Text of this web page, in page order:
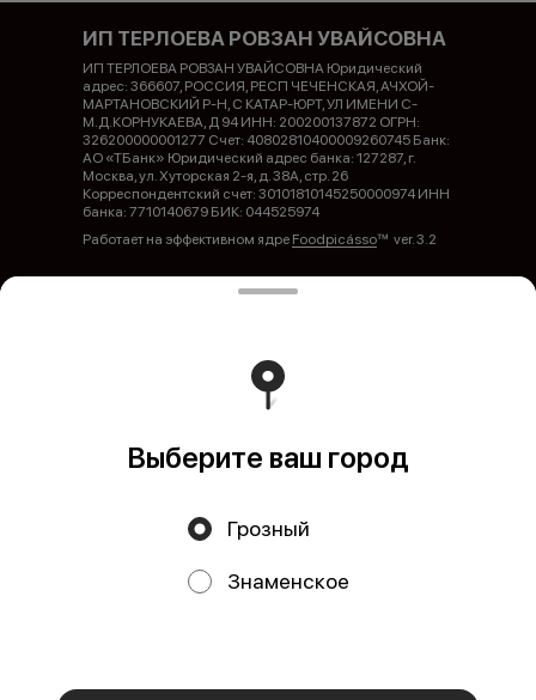
аналитических сервисов согласно нашейполитике
ИП ТЕРЛОЕВА РОВЗАН УВАЙСОВНА
ИП ТЕРЛОЕВА РОВЗАН УВАЙСОВНА Юридический
адрес: 366607, РОССИЯ, РЕСП ЧЕЧЕНСКАЯ, АЧХОЙ-
МАРТАНОВСКИЙ Р-Н, С КАТАР-ЮРТ, УЛ ИМЕНИ С-
М.Д.КОРНУКАЕВА, Д 94 ИНН: 200200137872 ОГРН:
326200000001277 Счет: 40802810400009260745 Банк:
АО «ТБанк» Юридический адрес банка: 127287, г.
Москва, ул. Хуторская 2-я, д. 38А, стр. 26
Корреспондентский счет: 30101810145250000974 ИНН
банка: 7710140679 БИК: 044525974
Работает на эффективном ядре Foodpicássover. 3.2
Публичная оферта
Выберите ваш город
Грозный
Знаменское